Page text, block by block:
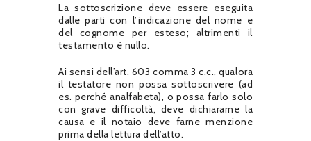
La sottoscrizione deve essere eseguita
dalle parti con l’indicazione del nome e
del cognome per esteso; altrimenti il
testamento è nullo.
Ai sensi dell’art. 603 comma 3 c.c., qualora
il testatore non possa sottoscrivere (ad
es. perché analfabeta), o possa farlo solo
con grave difficoltà, deve dichiararne la
causa e il notaio deve farne menzione
prima della lettura dell’atto.